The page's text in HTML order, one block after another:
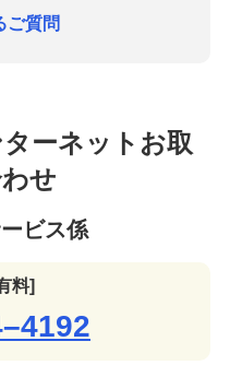
ご質問
ーネットお取
せ
ビス係
料]